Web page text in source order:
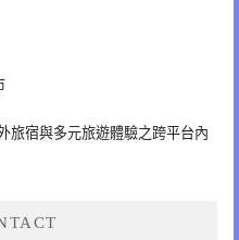
旅宿與多元旅遊體驗之跨平台內